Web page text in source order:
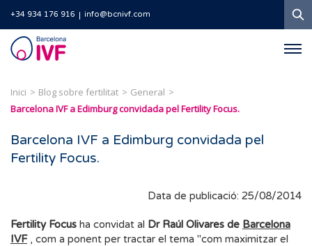
+34 934 176 916 info@bcnivf.com
Barcelona
IVF
Inici Blog sobre fertilitat
General
Barcelona IVF a Edimburg convidada pel Fertility Focus.
Barcelona IVF a Edimburg convidada pel
Fertility Focus.
Data de publicació: 25/08/2014
Fertility Focus ha convidat al Dr Raúl Olivares de Barcelona
IVF , com a ponent per tractar el tema "com maximitzar el